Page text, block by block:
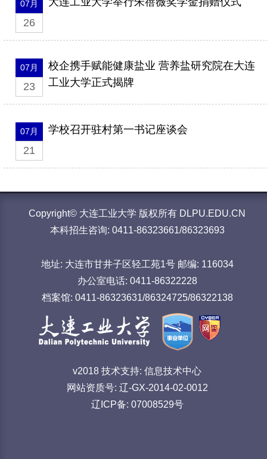
07月
26
07月
23
校企携手赋能健康盐业 营养盐研究院在大连
工业大学正式揭牌
07月
21
学校召开驻村第一书记座谈会
Copyright© 大连工业大学 版权所有 DLPU.EDU.CN
本科招生咨询: 0411-86323661/86323693
地址: 大连市甘井子区轻工苑1号 邮编: 116034
办公室电话: 0411-86322228
档案馆: 0411-86323631/86324725/86322138
v2018 技术支持: 信息技术中心
网站资质号: 辽-GX-2014-02-0012
辽ICP备: 07008529号